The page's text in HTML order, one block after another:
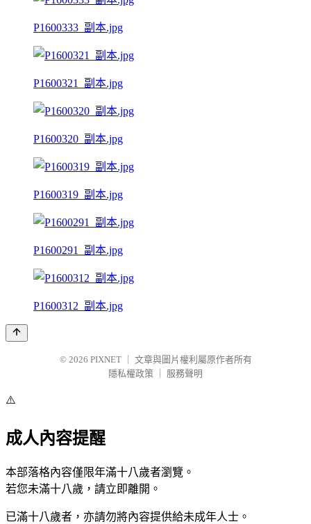
P1600333_副本.jpg
P1600321_副本.jpg
P1600320_副本.jpg
P1600319_副本.jpg
P1600291_副本.jpg
P1600312_副本.jpg
© 2026 PIXNET
文章與圖片權利屬原作者所有
隱私權政策
服務聲明
⚠️
成人內容提醒
本部落格內容僅限年滿十八歲者瀏覽。
若您未滿十八歲，請立即離開。
已滿十八歲者，亦請勿將內容提供給未成年人士。